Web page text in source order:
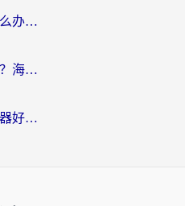
雪糕工厂国外玩延迟很高怎么办？海外玩家国服游戏加速终极攻略（附实测推荐）
打江南百景图加速器哪个好？海外党踩坑N次后，终于找到不卡的秘诀
非洲玩装甲战争用什么加速器好？海外党亲测有效的国服游戏加速方案